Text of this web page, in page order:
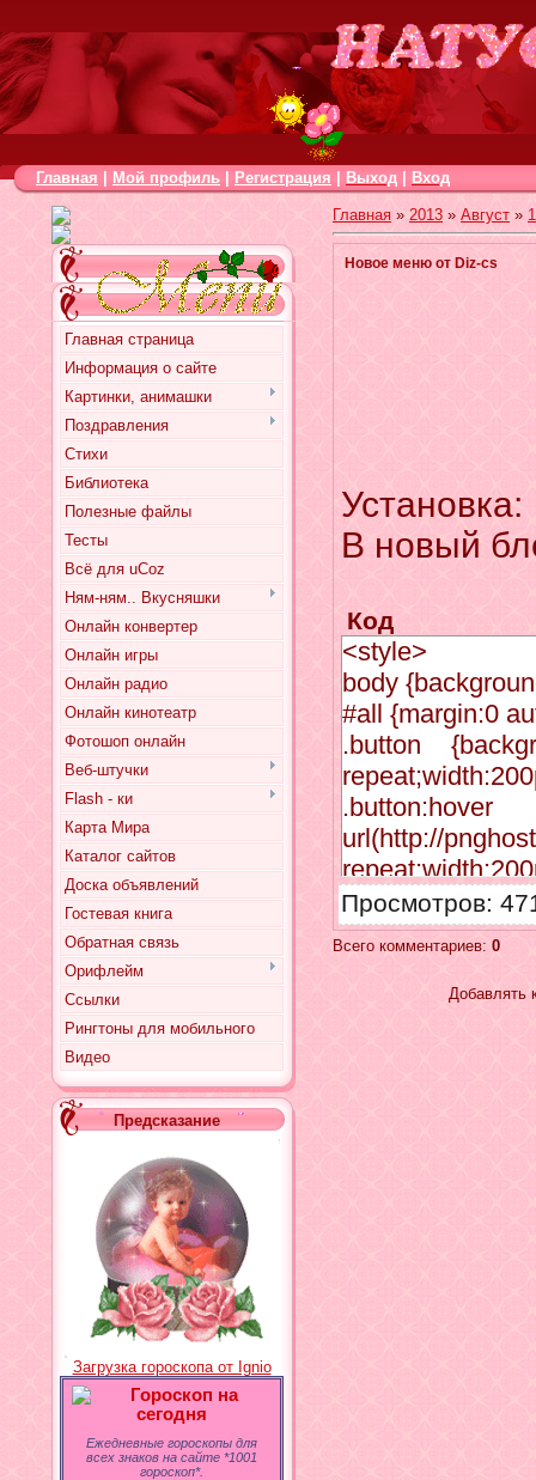
Главная Мой профиль Регистрация Выход Вход
Главная страница
Информация о сайте
Картинки, анимашки
Поздравления
Стихи
Библиотека
Полезные файлы
Тесты
Всё для uCoz
Ням-ням.. Вкусняшки
Онлайн конвертер
Онлайн игры
Онлайн радио
Онлайн кинотеатр
Фотошоп онлайн
Веб-штучки
Flash - ки
Карта Мира
Каталог сайтов
Доска объявлений
Гостевая книга
Обратная связь
Орифлейм
Ссылки
Рингтоны для мобильного
Видео
Предсказание
Загрузка гороскопа от Ignio
Гороскоп на
сегодня
Ежедневные гороскопы для
всех знаков на сайте *1001
гороскоп*.
Главная » 2013 » Август »
Новое меню от Diz-cs
Установка:
В новый
Код
<style>
body
#all {margin:0
.button
url(http://
.button a
</
src="http://
Просмотров:
Всего комментариев: 0
Добавлять